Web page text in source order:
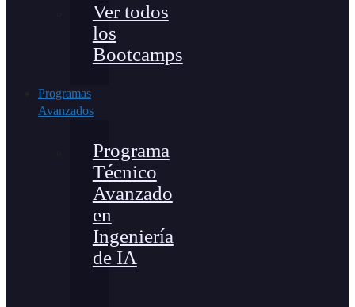
Ver todos
los
Bootcamps
Programas
Avanzados
Programa
Técnico
Avanzado
en
Ingeniería
de IA